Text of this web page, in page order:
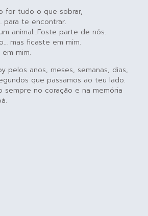
for tudo o que sobrar,
para te encontrar.
animal…Foste parte de nós.
mas ficaste em mim.
mim.
pelos anos, meses, semanas, dias,
que passamos ao teu lado.
sempre no coração e na memória